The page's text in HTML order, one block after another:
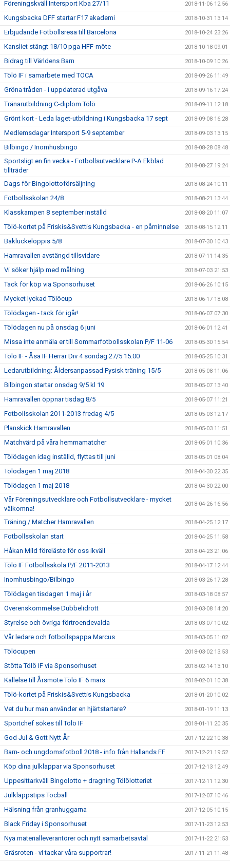
Föreningskväll Intersport Kba 27/11 2018-11-06 12:56
Kungsbacka DFF startar F17 akademi 2018-10-31 13:14
Erbjudande Fotbollsresa till Barcelona 2018-10-24 23:26
Kansliet stängt 18/10 pga HFF-möte 2018-10-18 09:01
Bidrag till Världens Barn 2018-10-09 10:26
Tölö IF i samarbete med TOCA 2018-09-26 11:49
Gröna tråden - i uppdaterad utgåva 2018-09-16 17:24
Tränarutbildning C-diplom Tölö 2018-09-11 12:18
Grönt kort - Leda laget-utbildning i Kungsbacka 17 sept 2018-09-08 16:28
Medlemsdagar Intersport 5-9 september 2018-09-03 13:15
Bilbingo / Inomhusbingo 2018-08-28 08:48
Sportsligt en fin vecka - Fotbollsutvecklare P-A Ekblad
tillträder
2018-08-27 19:24
Dags för Bingolottoförsäljning 2018-08-24 10:11
Fotbollsskolan 24/8 2018-08-21 13:44
Klasskampen 8 september inställd 2018-08-20 11:07
Tölö-kortet på Friskis&Svettis Kungsbacka - en påminnelse 2018-08-15 12:11
Bakluckeloppis 5/8 2018-07-30 10:43
Hamravallen avstängd tillsvidare 2018-07-11 14:35
Vi söker hjälp med målning 2018-07-03 21:53
Tack för köp via Sponsorhuset 2018-06-26 10:15
Mycket lyckad Tölöcup 2018-06-17 18:08
Tölödagen - tack för igår! 2018-06-07 07:30
Tölödagen nu på onsdag 6 juni 2018-06-01 12:41
Missa inte anmäla er till Sommarfotbollsskolan P/F 11-06 2018-05-30 15:54
Tölö IF - Åsa IF Herrar Div 4 söndag 27/5 15.00 2018-05-25 10:31
Ledarutbildning: Åldersanpassad Fysisk träning 15/5 2018-05-08 11:06
Bilbingon startar onsdag 9/5 kl 19 2018-05-07 13:40
Hamravallen öppnar tisdag 8/5 2018-05-07 11:21
Fotbollsskolan 2011-2013 fredag 4/5 2018-05-03 12:17
Planskick Hamravallen 2018-05-03 11:51
Matchvärd på våra hemmamatcher 2018-05-01 10:36
Tölödagen idag inställd, flyttas till juni 2018-05-01 08:04
Tölödagen 1 maj 2018 2018-04-30 22:35
Tölödagen 1 maj 2018 2018-04-30 22:00
Vår Föreningsutvecklare och Fotbollsutvecklare - mycket
välkomna!
2018-04-26 16:56
Träning / Matcher Hamravallen 2018-04-25 12:17
Fotbollsskolan start 2018-04-25 11:58
Håkan Mild föreläste för oss ikväll 2018-04-23 21:06
Tölö IF Fotbollsskola P/F 2011-2013 2018-04-17 12:44
Inomhusbingo/Bilbingo 2018-03-26 17:28
Tölödagen tisdagen 1 maj i år 2018-03-18 08:57
Överenskommelse Dubbelidrott 2018-03-08 14:20
Styrelse och övriga förtroendevalda 2018-03-07 10:02
Vår ledare och fotbollspappa Marcus 2018-03-05 11:02
Tölöcupen 2018-03-02 13:53
Stötta Tölö IF via Sponsorhuset 2018-02-14 13:10
Kallelse till Årsmöte Tölö IF 6 mars 2018-02-01 10:38
Tölö-kortet på Friskis&Svettis Kungsbacka 2018-01-20 10:02
Vet du hur man använder en hjärtstartare? 2018-01-19 11:13
Sportchef sökes till Tölö IF 2018-01-11 20:35
God Jul & Gott Nytt År 2017-12-22 10:38
Barn- och ungdomsfotboll 2018 - info från Hallands FF 2017-12-21 19:52
Köp dina julklappar via Sponsorhuset 2017-12-13 12:49
Uppesittarkväll Bingolotto + dragning Tölölotteriet 2017-12-11 12:30
Julklappstips Tocball 2017-12-07 10:46
Hälsning från granhuggarna 2017-12-05 10:15
Black Friday i Sponsorhuset 2017-11-23 12:53
Nya materialleverantörer och nytt samarbetsavtal 2017-11-22 21:53
Gräsroten - vi tackar våra supportrar! 2017-11-21 11:48